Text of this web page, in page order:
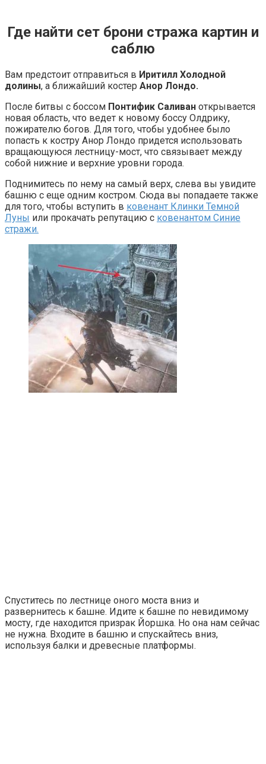
Где найти сет брони стража картин и
саблю
Вам предстоит отправиться в Иритилл Холодной
долины, а ближайший костер Анор Лондо.
После битвы с боссом Понтифик Саливан открывается
новая область, что ведет к новому боссу Олдрику,
пожирателю богов. Для того, чтобы удобнее было
попасть к костру Анор Лондо придется использовать
вращающуюся лестницу-мост, что связывает между
собой нижние и верхние уровни города.
Поднимитесь по нему на самый верх, слева вы увидите
башню с еще одним костром. Сюда вы попадаете также
для того, чтобы вступить в ковенант Клинки Темной
Луны или прокачать репутацию с ковенантом Синие
стражи.
Спуститесь по лестнице оного моста вниз и
развернитесь к башне. Идите к башне по невидимому
мосту, где находится призрак Йоршка. Но она нам сейчас
не нужна. Входите в башню и спускайтесь вниз,
используя балки и древесные платформы.